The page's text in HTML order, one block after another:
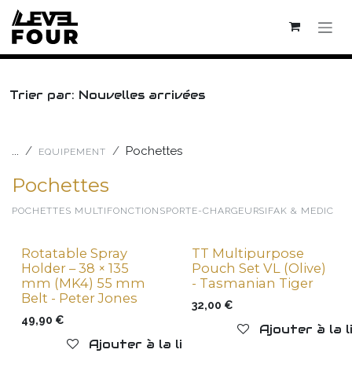
Se rendre au contenu
Trier par: Nouvelles arrivées
... EQUIPEMENT Pochettes
Pochettes
POCHETTES MULTIFONCTIONSPORTE-CHARGEURSIFAK & MEDIC
New !
Rotatable Spray
Holder – 38 × 135
mm (MK4) 55 mm
Belt - Peter Jones
49,90 €
Ajouter à la liste de souhaits
TT Multipurpose
Pouch Set VL (Olive)
- Tasmanian Tiger
32,00 €
Ajouter à la